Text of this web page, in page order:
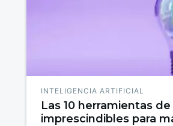
INTELIGENCIA ARTIFICIAL
Las 10 herramientas de
imprescindibles para